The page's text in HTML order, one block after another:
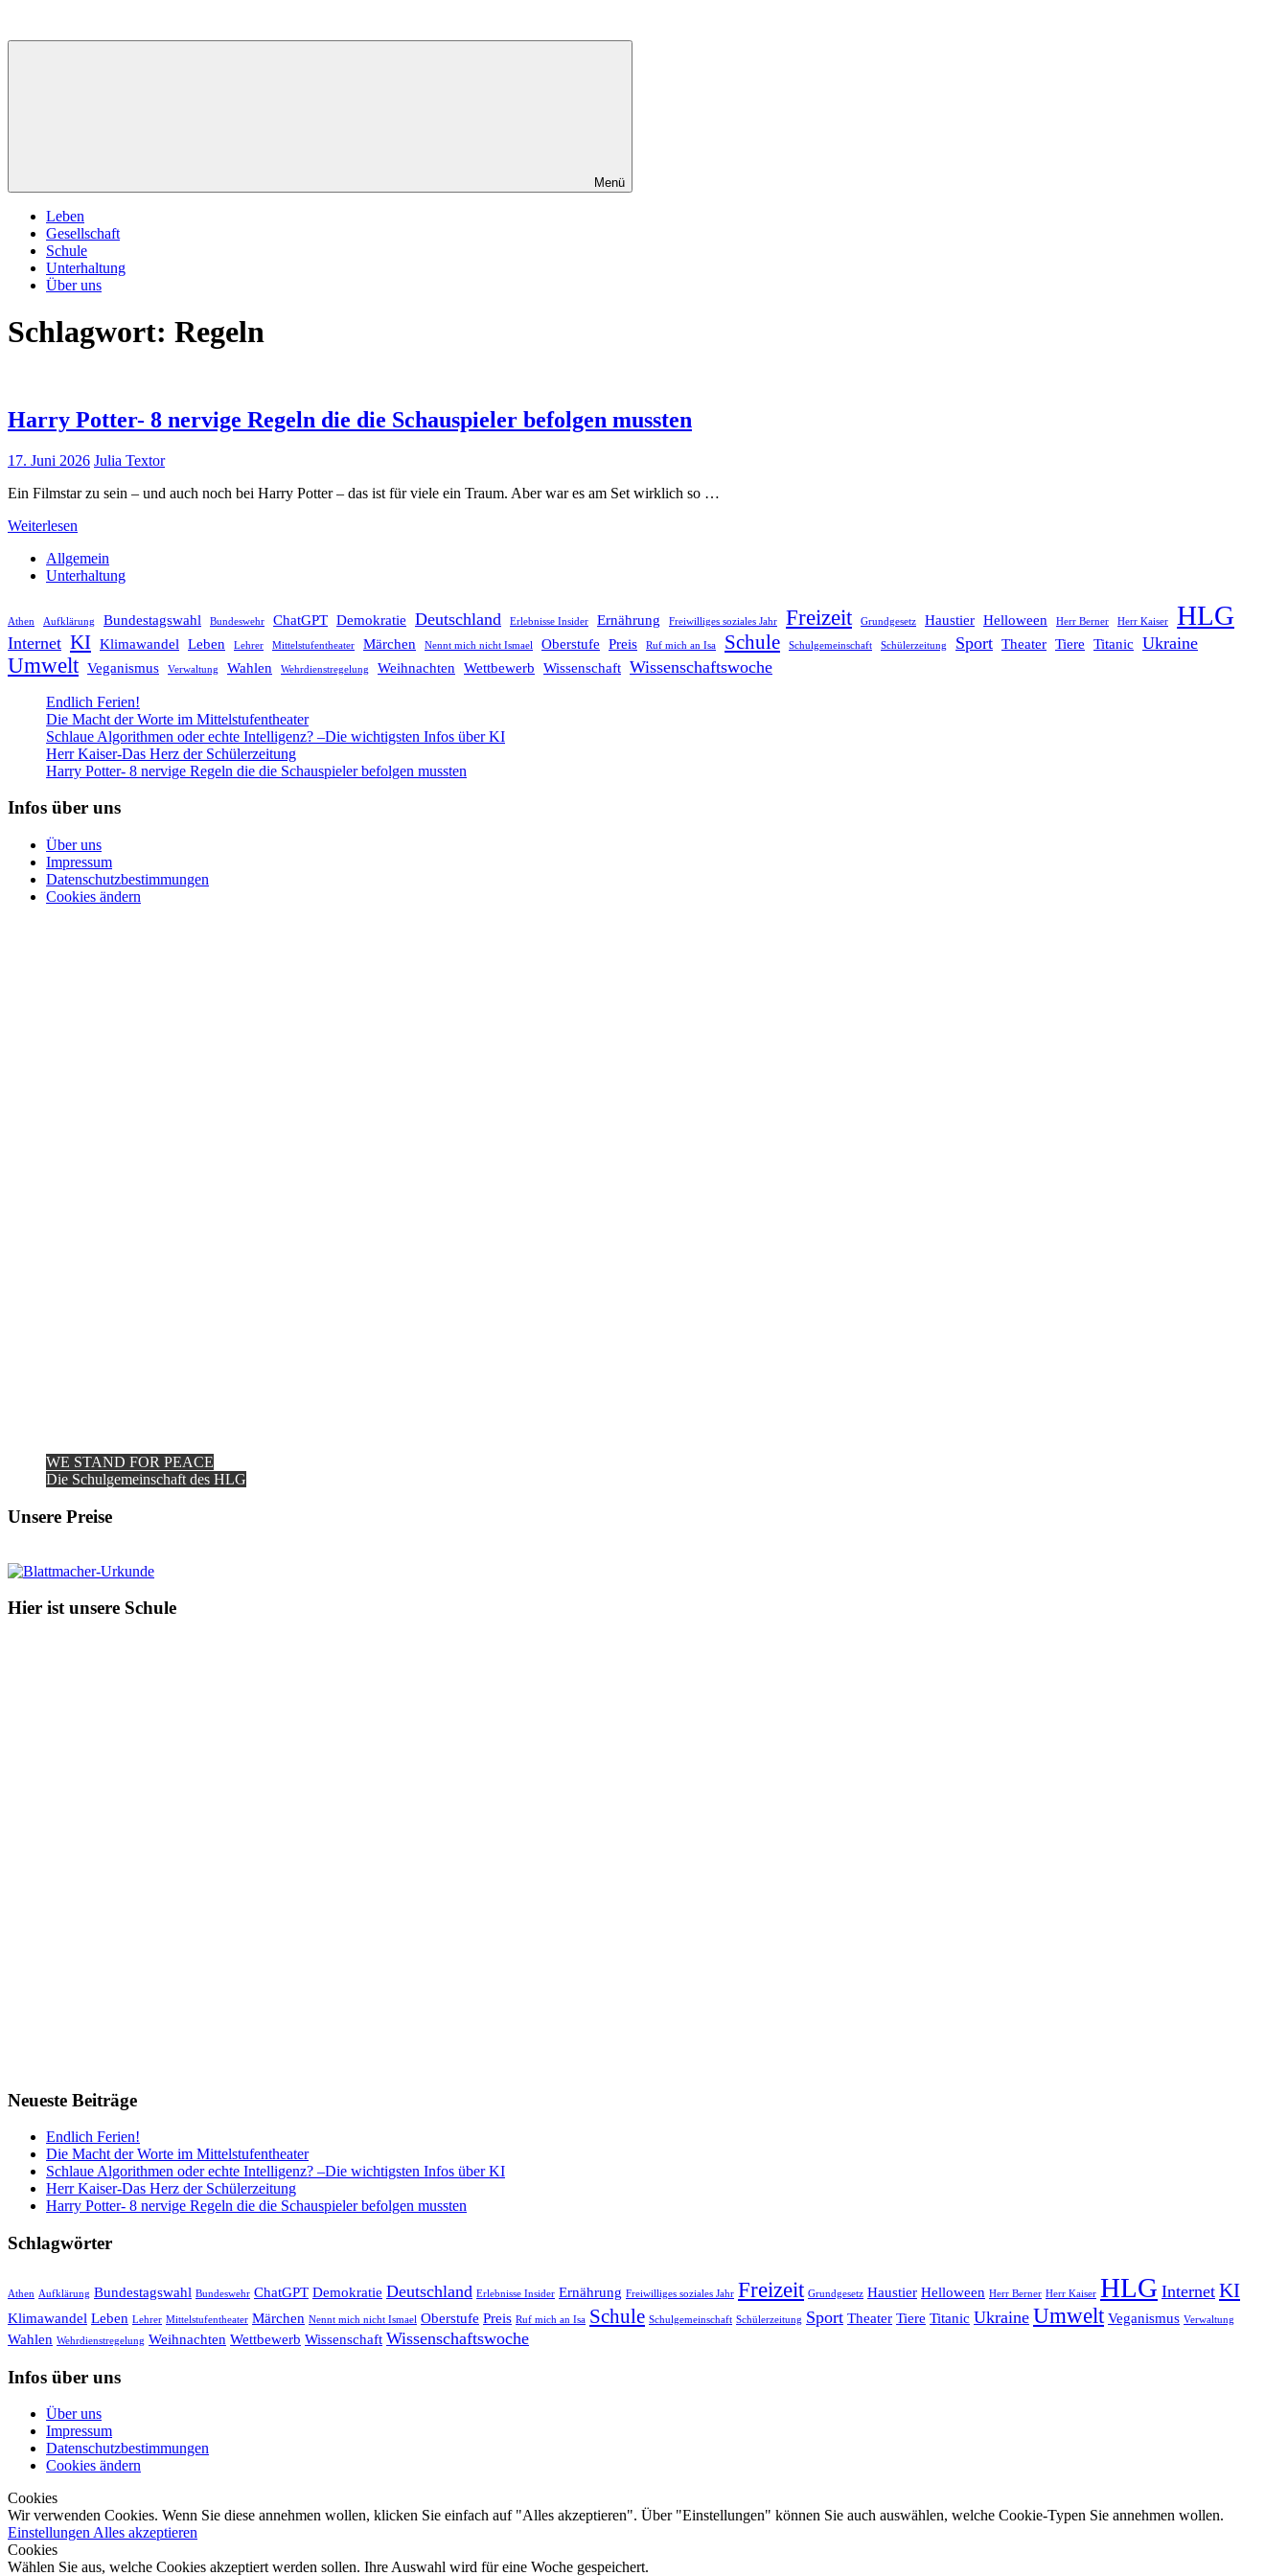
Menü
Leben
Gesellschaft
Schule
Unterhaltung
Über uns
Schlagwort: Regeln
Harry Potter- 8 nervige Regeln die die Schauspieler befolgen mussten
17. Juni 2026 Julia Textor
Ein Filmstar zu sein – und auch noch bei Harry Potter – das ist für viele ein Traum. Aber war es am Set wirklich so …
Weiterlesen
Allgemein
Unterhaltung
Athen Aufklärung Bundestagswahl Bundeswehr ChatGPT Demokratie Deutschland Erlebnisse Insider Ernährung Freiwilliges soziales Jahr Freizeit Grundgesetz Haustier Helloween Herr Berner Herr Kaiser HLG
Internet KI Klimawandel Leben Lehrer Mittelstufentheater Märchen Nennt mich nicht Ismael Oberstufe Preis Ruf mich an Isa Schule Schulgemeinschaft Schülerzeitung Sport Theater Tiere Titanic Ukraine
Umwelt Veganismus Verwaltung Wahlen Wehrdienstregelung Weihnachten Wettbewerb Wissenschaft Wissenschaftswoche
Endlich Ferien!
Die Macht der Worte im Mittelstufentheater
Schlaue Algorithmen oder echte Intelligenz? –Die wichtigsten Infos über KI
Herr Kaiser-Das Herz der Schülerzeitung
Harry Potter- 8 nervige Regeln die die Schauspieler befolgen mussten
Infos über uns
Über uns
Impressum
Datenschutzbestimmungen
Cookies ändern
WE STAND FOR PEACE
Die Schulgemeinschaft des HLG
Unsere Preise
Hier ist unsere Schule
Neueste Beiträge
Endlich Ferien!
Die Macht der Worte im Mittelstufentheater
Schlaue Algorithmen oder echte Intelligenz? –Die wichtigsten Infos über KI
Herr Kaiser-Das Herz der Schülerzeitung
Harry Potter- 8 nervige Regeln die die Schauspieler befolgen mussten
Schlagwörter
Athen Aufklärung Bundestagswahl Bundeswehr ChatGPT Demokratie Deutschland Erlebnisse Insider Ernährung Freiwilliges soziales Jahr Freizeit Grundgesetz Haustier Helloween Herr Berner Herr Kaiser HLG Internet KI
Klimawandel Leben Lehrer Mittelstufentheater Märchen Nennt mich nicht Ismael Oberstufe Preis Ruf mich an Isa Schule Schulgemeinschaft Schülerzeitung Sport Theater Tiere Titanic Ukraine Umwelt Veganismus Verwaltung
Wahlen Wehrdienstregelung Weihnachten Wettbewerb Wissenschaft Wissenschaftswoche
Infos über uns
Über uns
Impressum
Datenschutzbestimmungen
Cookies ändern
Cookies
Wir verwenden Cookies. Wenn Sie diese annehmen wollen, klicken Sie einfach auf "Alles akzeptieren". Über "Einstellungen" können Sie auch auswählen, welche Cookie-Typen Sie annehmen wollen.
Einstellungen Alles akzeptieren
Cookies
Wählen Sie aus, welche Cookies akzeptiert werden sollen. Ihre Auswahl wird für eine Woche gespeichert.